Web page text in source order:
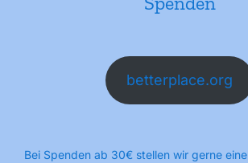
betterplace.org
Bei Spenden ab 30€ stellen wir gerne eine